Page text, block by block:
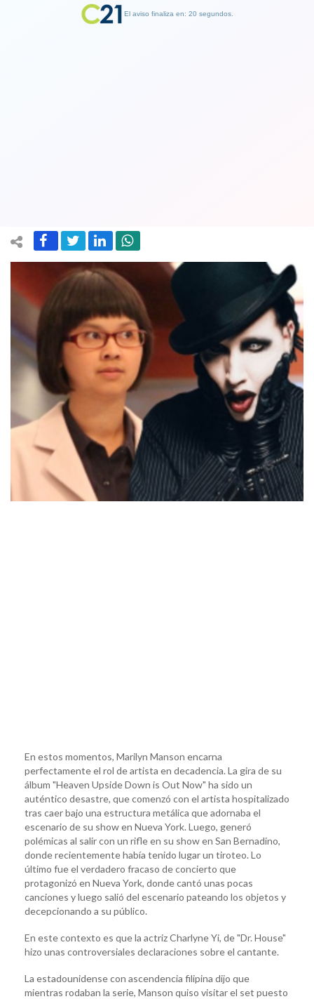
En estos momentos, Marilyn Manson encarna
perfectamente el rol de artista en decadencia. La gira de su
álbum "Heaven Upside Down is Out Now" ha sido un
auténtico desastre, que comenzó con el artista hospitalizado
tras caer bajo una estructura metálica que adornaba el
escenario de su show en Nueva York. Luego, generó
polémicas al salir con un rifle en su show en San Bernadino,
donde recientemente había tenido lugar un tiroteo. Lo
último fue el verdadero fracaso de concierto que
protagonizó en Nueva York, donde cantó unas pocas
canciones y luego salió del escenario pateando los objetos y
decepcionando a su público.
En este contexto es que la actriz Charlyne Yi, de "Dr. House"
hizo unas controversiales declaraciones sobre el cantante.
La estadounidense con ascendencia filipina dijo que
mientras rodaban la serie, Manson quiso visitar el set puesto
El aviso finaliza en: 19 segundos.